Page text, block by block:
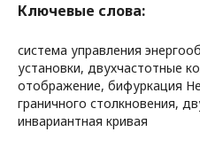
Ключевые слова:
система управления
установки, двухчастотные
отображение, бифуркация
граничного столкновения,
инвариантная кривая